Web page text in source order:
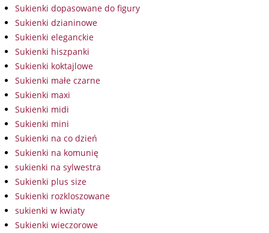
Sukienki dopasowane do figury
Sukienki dzianinowe
Sukienki eleganckie
Sukienki hiszpanki
Sukienki koktajlowe
Sukienki małe czarne
Sukienki maxi
Sukienki midi
Sukienki mini
Sukienki na co dzień
Sukienki na komunię
sukienki na sylwestra
Sukienki plus size
Sukienki rozkloszowane
sukienki w kwiaty
Sukienki wieczorowe